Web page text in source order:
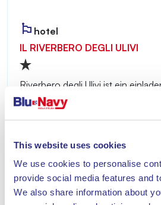
This website uses cookies
We use cookies to personalise
provide social media features and
We also share information about
hotel
IL RIVERBERO DEGLI ULIVI
Riverbero degli Ulivi ist ein
ruhiger Ort – ideal für alle, die
Aufenthalt nur wenige Minuten
Lacona entfernt genießen